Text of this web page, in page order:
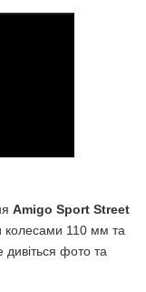
Amigo Sport Street
колесами 110 мм та
дивіться фото та